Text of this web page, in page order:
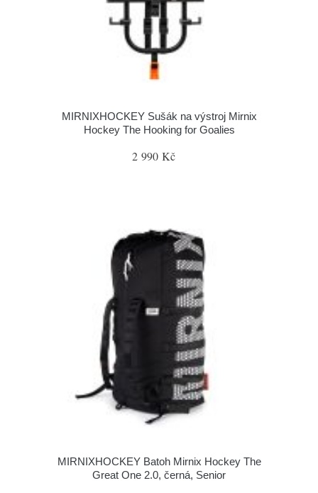
MIRNIXHOCKEY Sušák na výstroj Mirnix
Hockey The Hooking for Goalies
2 990 Kč
MIRNIXHOCKEY Batoh Mirnix Hockey The
Great One 2.0, černá, Senior